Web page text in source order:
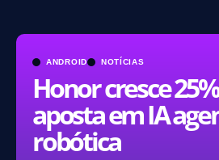
ANDROID NOTÍCIAS
Honor cresce
aposta em IA
robótica